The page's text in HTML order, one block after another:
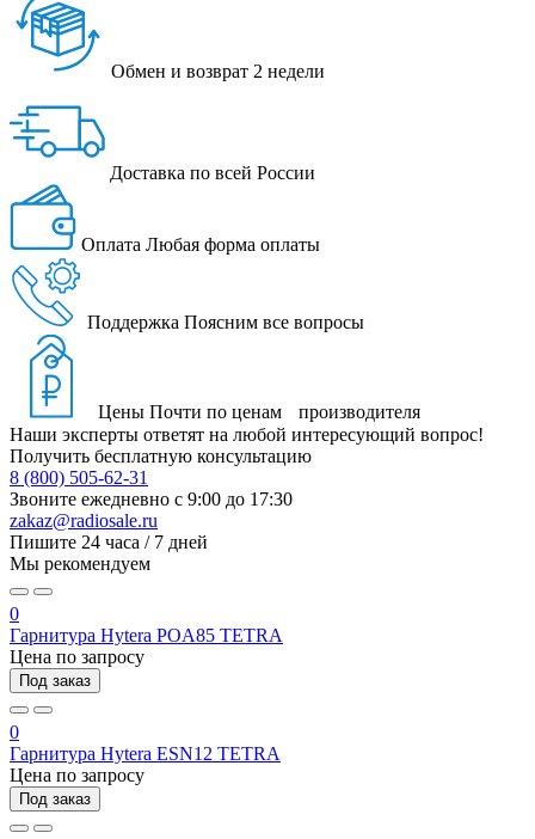
Обмен и возврат 2 недели
Доставка по всей России
Оплата Любая форма оплаты
Поддержка Поясним все вопросы
Цены Почти по ценам производителя
Наши эксперты ответят на любой интересующий вопрос!
Получить бесплатную консультацию
8 (800) 505-62-31
Звоните ежедневно с 9:00 до 17:30
zakaz@radiosale.ru
Пишите 24 часа / 7 дней
Мы рекомендуем
0
Гарнитура Hytera POA85 TETRA
Цена по запросу
Под заказ
0
Гарнитура Hytera ESN12 TETRA
Цена по запросу
Под заказ